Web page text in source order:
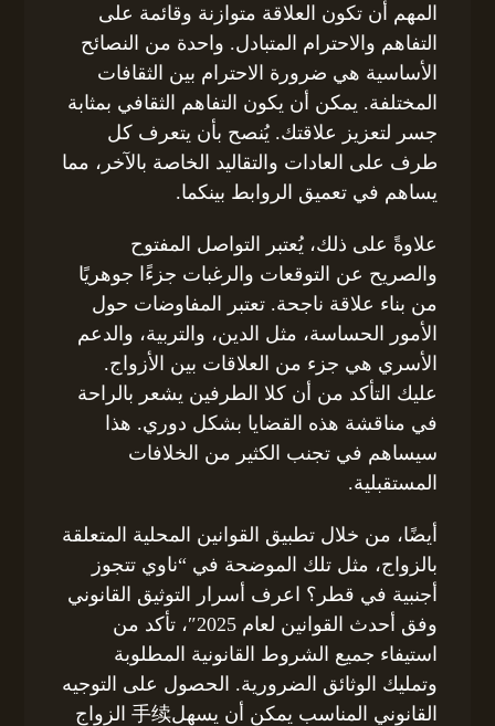
المهم أن تكون العلاقة متوازنة وقائمة على
التفاهم والاحترام المتبادل. واحدة من النصائح
الأساسية هي ضرورة الاحترام بين الثقافات
المختلفة. يمكن أن يكون التفاهم الثقافي بمثابة
جسر لتعزيز علاقتك. يُنصح بأن يتعرف كل
طرف على العادات والتقاليد الخاصة بالآخر، مما
يساهم في تعميق الروابط بينكما.
علاوةً على ذلك، يُعتبر التواصل المفتوح
والصريح عن التوقعات والرغبات جزءًا جوهريًا
من بناء علاقة ناجحة. تعتبر المفاوضات حول
الأمور الحساسة، مثل الدين، والتربية، والدعم
الأسري هي جزء من العلاقات بين الأزواج.
عليك التأكد من أن كلا الطرفين يشعر بالراحة
في مناقشة هذه القضايا بشكل دوري. هذا
سيساهم في تجنب الكثير من الخلافات
المستقبلية.
أيضًا، من خلال تطبيق القوانين المحلية المتعلقة
بالزواج، مثل تلك الموضحة في “ناوي تتجوز
أجنبية في قطر؟ اعرف أسرار التوثيق القانوني
وفق أحدث القوانين لعام 2025″، تأكد من
استيفاء جميع الشروط القانونية المطلوبة
وتمليك الوثائق الضرورية. الحصول على التوجيه
القانوني المناسب يمكن أن يسهل手续 الزواج